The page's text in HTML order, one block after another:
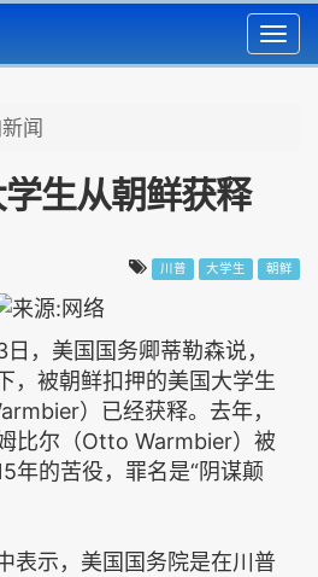
闻
生从朝鲜获释
川普 大学生 朝鲜
日，美国国务卿蒂勒森说，
，被朝鲜扣押的美国大学生
）已经获释。去年，
比尔（Otto Warmbier）被
年的苦役，罪名是“阴谋颠
表示，美国国务院是在川普